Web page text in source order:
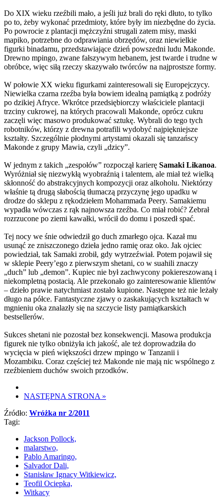
Do XIX wieku rzeźbili mało, a jeśli już brali do ręki dłuto, to tylko
po to, żeby wykonać przedmioty, które były im niezbędne do życia.
Po powrocie z plantacji mężczyźni strugali zatem misy, maski
mapiko, potrzebne do odprawiania obrzędów, oraz niewielkie
figurki binadamu, przedstawiające dzień powszedni ludu Makonde.
Drewno mpingo, zwane fałszywym hebanem, jest twarde i trudne w
obróbce, więc siłą rzeczy skazywało twórców na najprostsze formy.
W połowie XX wieku figurkami zainteresowali się Europejczycy.
Niewielka czarna rzeźba była bowiem idealną pamiątką z podróży
po dzikiej Afryce. Wkrótce przedsiębiorczy właściciele plantacji
trzciny cukrowej, na których pracowali Makonde, oprócz cukru
zaczęli więc masowo produkować sztukę. Wybrali do tego tych
robotników, którzy z drewna potrafili wydobyć najpiękniejsze
kształty. Szczególnie płodnymi artystami okazali się tanzańscy
Makonde z grupy Mawia, czyli „dzicy”.
W jednym z takich „zespołów” rozpoczął karierę Samaki Likanoa.
Wyróżniał się niezwykłą wyobraźnią i talentem, ale miał też wielką
skłonność do abstrakcyjnych kompozycji oraz alkoholu. Niektórzy
właśnie tą drugą słabością tłumaczą przyczynę jego upadku w
drodze do sklepu z rękodziełem Mohammada Peery. Samakiemu
wypadła wówczas z rąk najnowsza rzeźba. Co miał robić? Zebrał
rozrzucone po ziemi kawałki, wrócił do domu i poszedł spać.
Tej nocy we śnie odwiedził go duch zmarłego ojca. Kazał mu
usunąć ze zniszczonego dzieła jedno ramię oraz oko. Jak ojciec
powiedział, tak Samaki zrobił, gdy wytrzeźwiał. Potem pojawił się
w sklepie Peery’ego z pierwszym shetani, co w suahili znaczy
„duch” lub „demon”. Kupiec nie był zachwycony pokiereszowaną i
niekompletną postacią. Ale przekonało go zainteresowanie klientów
– dzieło prawie natychmiast zostało kupione. Następne też nie leżały
długo na półce. Fantastyczne zjawy o zaskakujących kształtach w
mgnieniu oka znalazły się na szczycie listy pamiątkarskich
bestsellerów.
Sukces shetani nie pozostał bez konsekwencji. Masowa produkcja
figurek nie tylko obniżyła ich jakość, ale też doprowadziła do
wycięcia w pień większości drzew mpingo w Tanzanii i
Mozambiku. Coraz częściej też Makonde nie mają nic wspólnego z
rzeźbieniem duchów swoich przodków.
NASTĘPNA STRONA »
Źródło: Wróżka nr 2/2011
Tagi:
Jackson Pollock,
malarstwo,
Pablo Amaringo,
Salvador Dali,
Stanisław Ignacy Witkiewicz,
Teofil Ociepka,
Witkacy